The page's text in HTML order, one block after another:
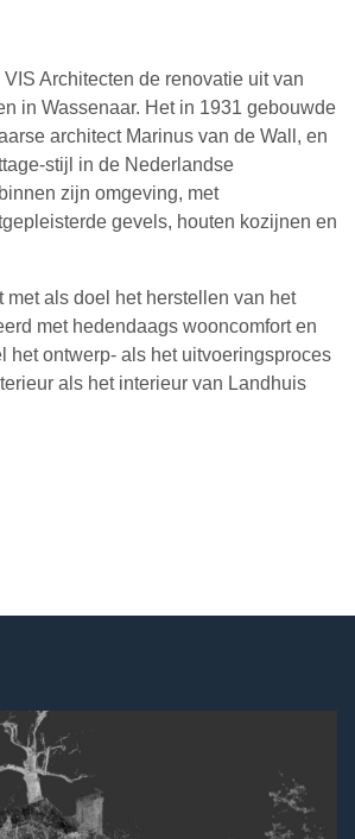
Architecten de renovatie uit van
in Wassenaar. Het in 1931 gebouwde
architect Marinus van de Wall, en
stijl in de Nederlandse
zijn omgeving, met
gevels, houten kozijnen en
als doel het herstellen van het
met hedendaags wooncomfort en
het ontwerp- als het uitvoeringsproces
als het interieur van Landhuis